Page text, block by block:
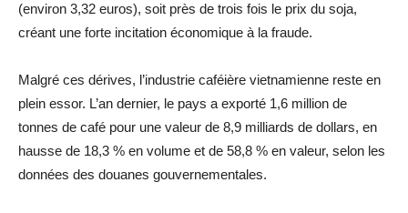
(environ 3,32 euros), soit près de trois fois le prix du soja,
créant une forte incitation économique à la fraude.
Malgré ces dérives, l’industrie caféière vietnamienne reste en
plein essor. L’an dernier, le pays a exporté 1,6 million de
tonnes de café pour une valeur de 8,9 milliards de dollars, en
hausse de 18,3 % en volume et de 58,8 % en valeur, selon les
données des douanes gouvernementales.